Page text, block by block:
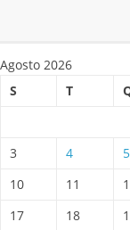
Agosto 2026
S
T
3
4 5
10
11
17
18